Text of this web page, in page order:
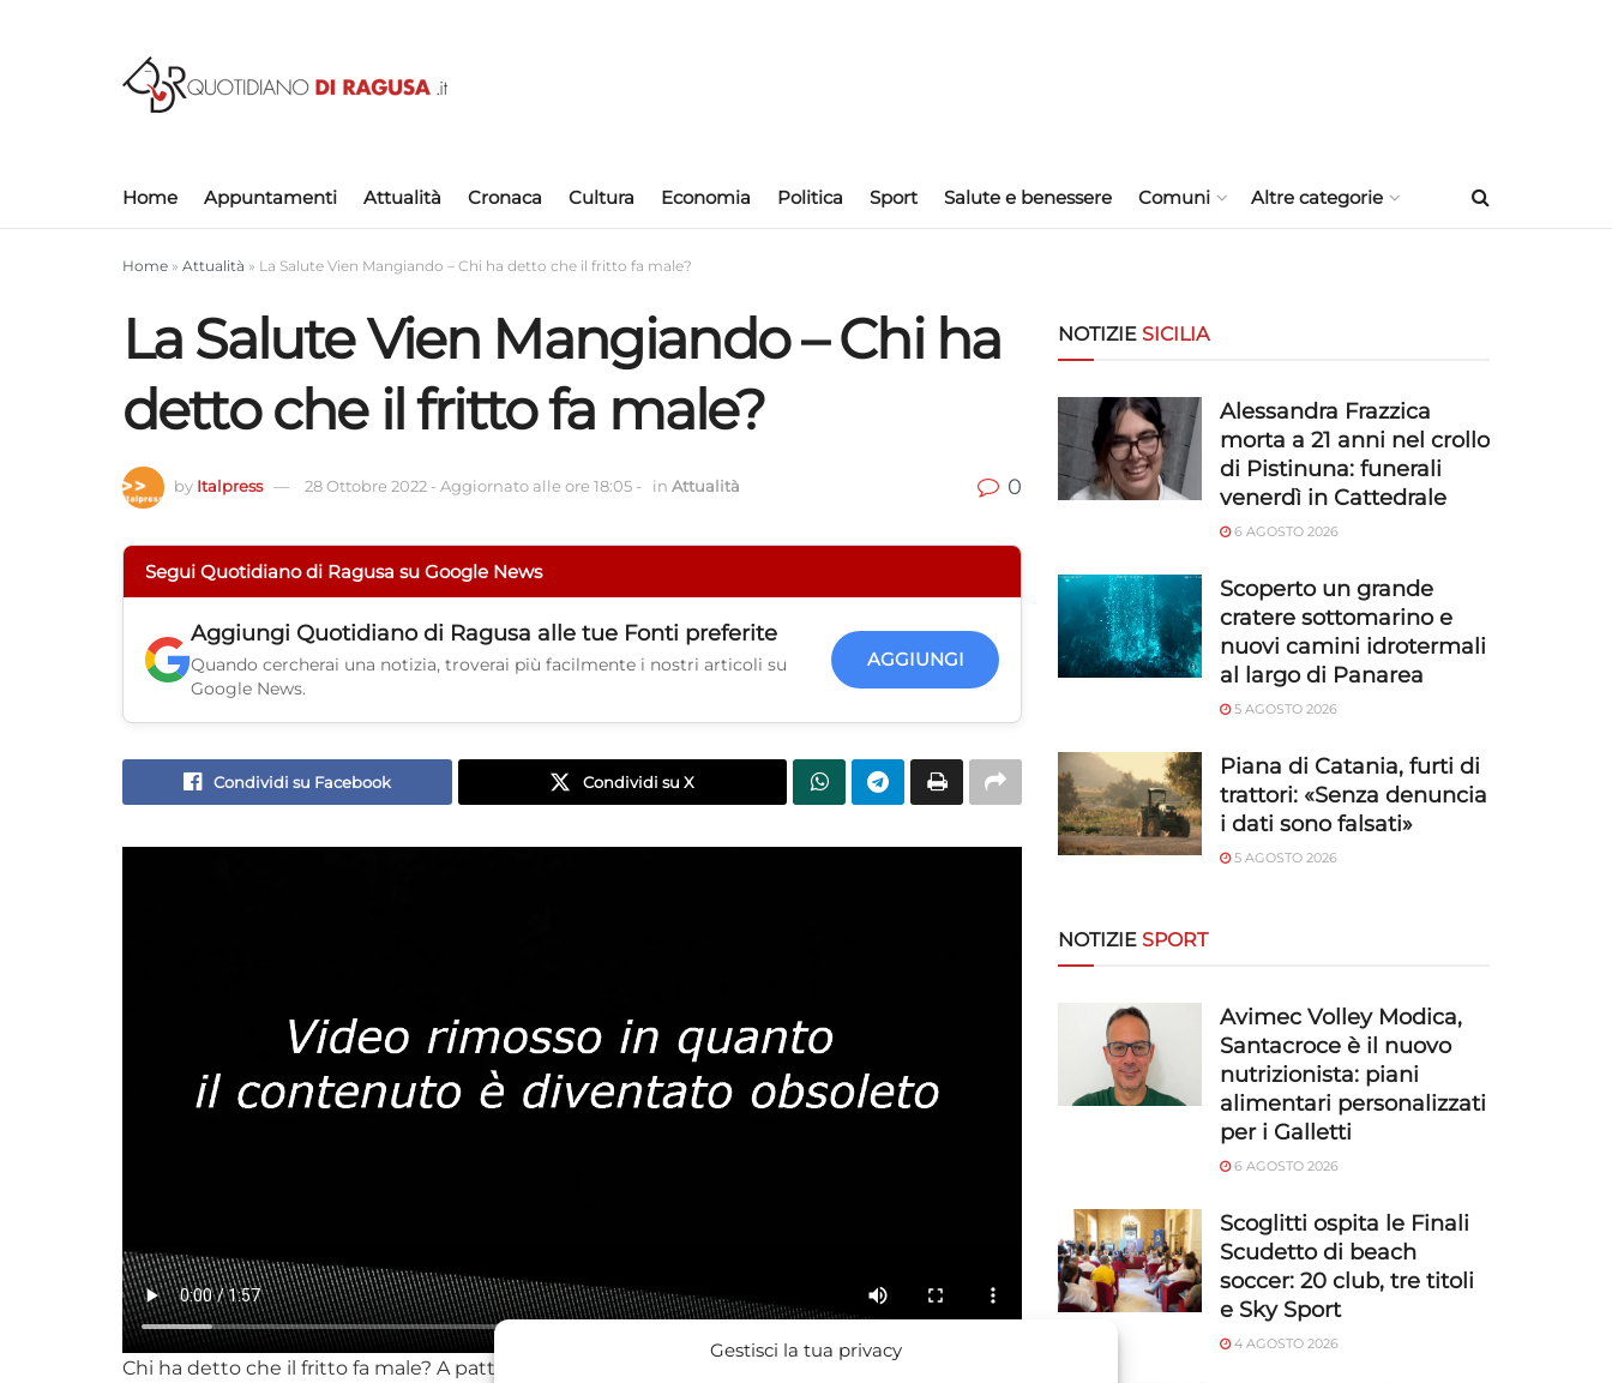
Gestisci la tua privacy
Home Appuntamenti Attualità Cronaca Cultura Economia Politica Sport Salute e benessere Comuni Altre categorie
Home » Attualità » La Salute Vien Mangiando – Chi ha detto che il fritto fa male?
La Salute Vien Mangiando – Chi ha
detto che il fritto fa male?
by Italpress 28 Ottobre 2022 - Aggiornato alle ore 18:05 - in Attualità 0
Segui Quotidiano di Ragusa su Google News
Aggiungi Quotidiano di Ragusa alle tue Fonti preferite
Quando cercherai una notizia, troverai più facilmente i nostri articoli su
Google News.
AGGIUNGI
Condividi su Facebook Condividi su X
Chi ha detto che il fritto fa male? A patto di seguire alcuni precisi accorgimenti, questo tipo di
NOTIZIE SICILIA
Alessandra Frazzica
morta a 21 anni nel crollo
di Pistinuna: funerali
venerdì in Cattedrale
6 AGOSTO 2026
Scoperto un grande
cratere sottomarino e
nuovi camini idrotermali
al largo di Panarea
5 AGOSTO 2026
Piana di Catania, furti di
trattori: «Senza denuncia
i dati sono falsati»
5 AGOSTO 2026
NOTIZIE SPORT
Avimec Volley Modica,
Santacroce è il nuovo
nutrizionista: piani
alimentari personalizzati
per i Galletti
6 AGOSTO 2026
Scoglitti ospita le Finali
Scudetto di beach
soccer: 20 club, tre titoli
e Sky Sport
4 AGOSTO 2026